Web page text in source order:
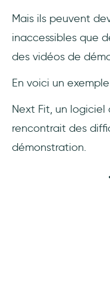
Mais ils peuvent
inaccessibles que
des vidéos de
En voici un
Next Fit, un
rencontrait des
démonstration.